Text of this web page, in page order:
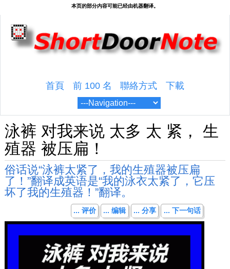
首頁 前 100 名 聯絡方式 下載
泳裤 对我来说 太多 太 紧， 生
殖器 被压扁！
俗话说“泳裤太紧了，我的生殖器被压扁
了！”翻译成英语是“我的泳衣太紧了，它压
坏了我的生殖器！”翻译。
... 评价 ... 编辑 ... 分享 ... 下一句话